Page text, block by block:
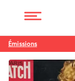
Émissions